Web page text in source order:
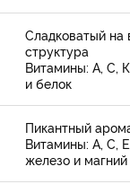
Сладковатый на
структура
Витамины: А, С,
и белок
Пикантный
Витамины: А, С,
железо и магний